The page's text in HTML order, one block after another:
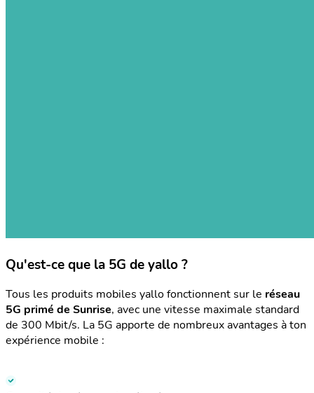
Qu'est-ce que la 5G de yallo ?
Tous les produits mobiles yallo fonctionnent sur le réseau
5G primé de Sunrise, avec une vitesse maximale standard
de 300 Mbit/s. La 5G apporte de nombreux avantages à ton
expérience mobile :